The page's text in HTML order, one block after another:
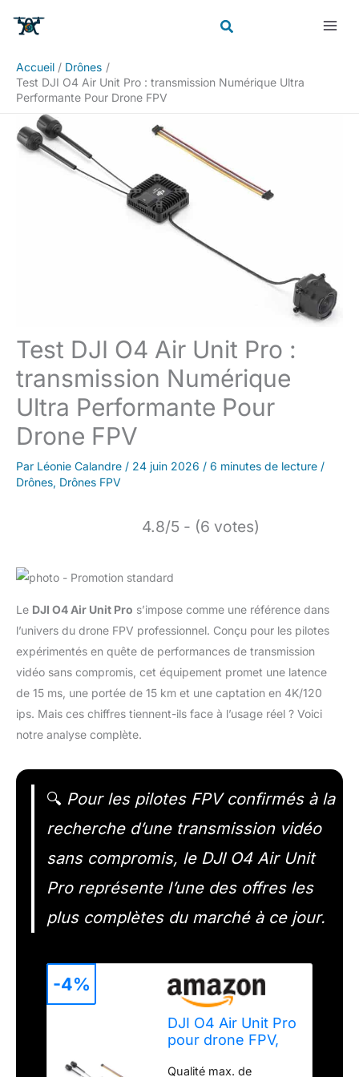
Accueil
Drônes
Test DJI O4 Air Unit Pro : transmission Numérique Ultra
Performante Pour Drone FPV
Test DJI O4 Air Unit Pro :
transmission Numérique
Ultra Performante Pour
Drone FPV
Par Léonie Calandre / 24 juin 2026 / 6 minutes de lecture /
Drônes, Drônes FPV
4.8/5 - (6 votes)
Le DJI O4 Air Unit Pro s’impose comme une référence dans
l’univers du drone FPV professionnel. Conçu pour les pilotes
expérimentés en quête de performances de transmission
vidéo sans compromis, cet équipement promet une latence
de 15 ms, une portée de 15 km et une captation en 4K/120
ips. Mais ces chiffres tiennent-ils face à l’usage réel ? Voici
notre analyse complète.
🔍 Pour les pilotes FPV confirmés à la
recherche d’une transmission vidéo
sans compromis, le DJI O4 Air Unit
Pro représente l’une des offres les
plus complètes du marché à ce jour.
DJI O4 Air Unit Pro
pour drone FPV,
numérique, faible
Qualité max. de
-4%